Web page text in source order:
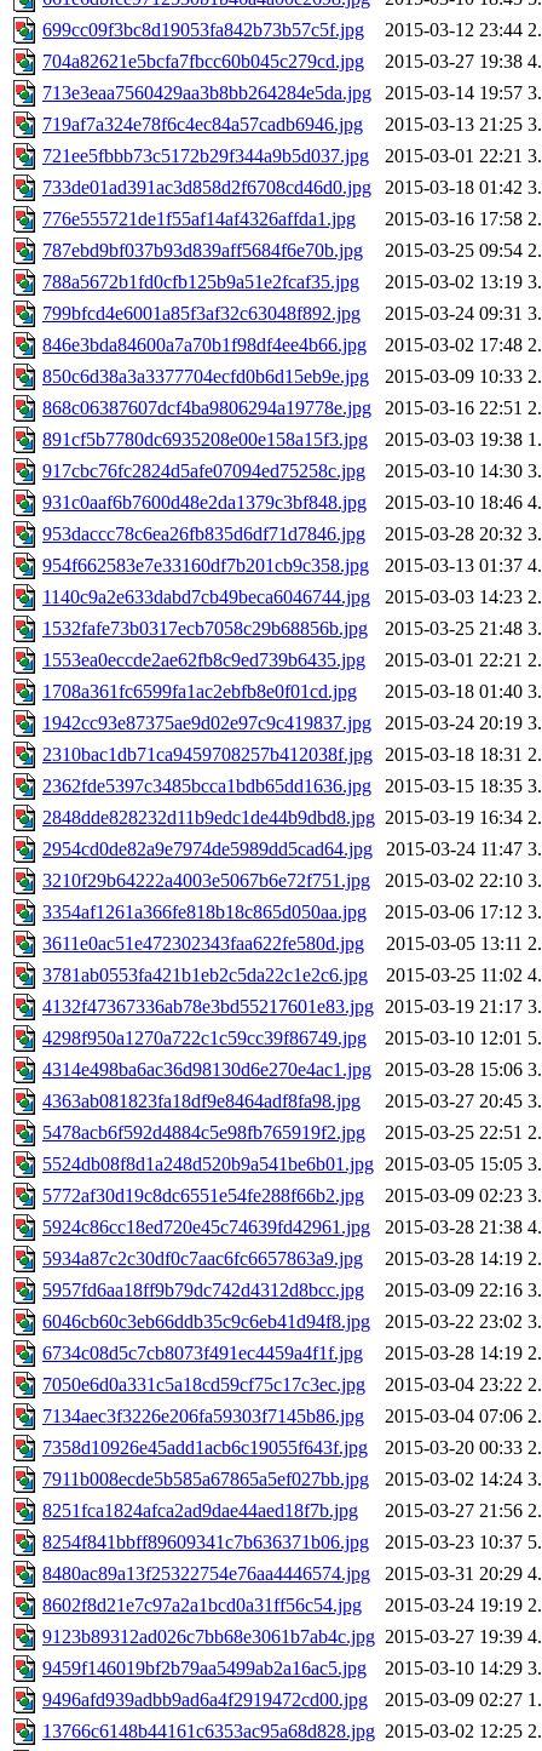
699cc09f3bc8d19053fa842b73b57c5f.jpg
2015-03-12 23:44
704a82621e5bcfa7fbcc60b045c279cd.jpg
2015-03-27 19:38
713e3eaa7560429aa3b8bb264284e5da.jpg
2015-03-14 19:57
719af7a324e78f6c4ec84a57cadb6946.jpg
2015-03-13 21:25
721ee5fbbb73c5172b29f344a9b5d037.jpg
2015-03-01 22:21
733de01ad391ac3d858d2f6708cd46d0.jpg
2015-03-18 01:42
776e555721de1f55af14af4326affda1.jpg
2015-03-16 17:58
787ebd9bf037b93d839aff5684f6e70b.jpg
2015-03-25 09:54
788a5672b1fd0cfb125b9a51e2fcaf35.jpg
2015-03-02 13:19
799bfcd4e6001a85f3af32c63048f892.jpg
2015-03-24 09:31
846e3bda84600a7a70b1f98df4ee4b66.jpg
2015-03-02 17:48
850c6d38a3a3377704ecfd0b6d15eb9e.jpg
2015-03-09 10:33
868c06387607dcf4ba9806294a19778e.jpg
2015-03-16 22:51
891cf5b7780dc6935208e00e158a15f3.jpg
2015-03-03 19:38
917cbc76fc2824d5afe07094ed75258c.jpg
2015-03-10 14:30
931c0aaf6b7600d48e2da1379c3bf848.jpg
2015-03-10 18:46
953daccc78c6ea26fb835d6df71d7846.jpg
2015-03-28 20:32
954f662583e7e33160df7b201cb9c358.jpg
2015-03-13 01:37
1140c9a2e633dabd7cb49beca6046744.jpg
2015-03-03 14:23
1532fafe73b0317ecb7058c29b68856b.jpg
2015-03-25 21:48
1553ea0eccde2ae62fb8c9ed739b6435.jpg
2015-03-01 22:21
1708a361fc6599fa1ac2ebfb8e0f01cd.jpg
2015-03-18 01:40
1942cc93e87375ae9d02e97c9c419837.jpg
2015-03-24 20:19
2310bac1db71ca9459708257b412038f.jpg 2015-03-18 18:31
2362fde5397c3485bcca1bdb65dd1636.jpg
2015-03-15 18:35
2848dde828232d11b9edc1de44b9dbd8.jpg 2015-03-19 16:34
2954cd0de82a9e7974de5989dd5cad64.jpg
2015-03-24 11:47
3210f29b64222a4003e5067b6e72f751.jpg
2015-03-02 22:10
3354af1261a366fe818b18c865d050aa.jpg
2015-03-06 17:12
3611e0ac51e472302343faa622fe580d.jpg
2015-03-05 13:11
3781ab0553fa421b1eb2c5da22c1e2c6.jpg
2015-03-25 11:02
4132f47367336ab78e3bd55217601e83.jpg 2015-03-19 21:17
4298f950a1270a722c1c59cc39f86749.jpg
2015-03-10 12:01
4314e498ba6ac36d98130d6e270e4ac1.jpg
2015-03-28 15:06
4363ab081823fa18df9e8464adf8fa98.jpg
2015-03-27 20:45
5478acb6f592d4884c5e98fb765919f2.jpg
2015-03-25 22:51
5524db08f8d1a248d520b9a541be6b01.jpg 2015-03-05 15:05
5772af30d19c8dc6551e54fe288f66b2.jpg
2015-03-09 02:23
5924c86cc18ed720e45c74639fd42961.jpg
2015-03-28 21:38
5934a87c2c30df0c7aac6fc6657863a9.jpg
2015-03-28 14:19
5957fd6aa18ff9b79dc742d4312d8bcc.jpg
2015-03-09 22:16
6046cb60c3eb66ddb35c9c6eb41d94f8.jpg
2015-03-22 23:02
6734c08d5c7cb8073f491ec4459a4f1f.jpg
2015-03-28 14:19
7050e6d0a331c5a18cd59cf75c17c3ec.jpg
2015-03-04 23:22
7134aec3f3226e206fa59303f7145b86.jpg
2015-03-04 07:06
7358d10926e45add1acb6c19055f643f.jpg
2015-03-20 00:33
7911b008ecde5b585a67865a5ef027bb.jpg
2015-03-02 14:24
8251fca1824afca2ad9dae44aed18f7b.jpg
2015-03-27 21:56
8254f841bbff89609341c7b636371b06.jpg
2015-03-23 10:37
8480ac89a13f25322754e76aa4446574.jpg
2015-03-31 20:29
8602f8d21e7c97a2a1bcd0a31ff56c54.jpg
2015-03-24 19:19
9123b89312ad026c7bb68e3061b7ab4c.jpg 2015-03-27 19:39
9459f146019bf2b79aa5499ab2a16ac5.jpg
2015-03-10 14:29
9496afd939adbb9ad6a4f2919472cd00.jpg
2015-03-09 02:27
13766c6148b44161c6353ac95a68d828.jpg 2015-03-02 12:25